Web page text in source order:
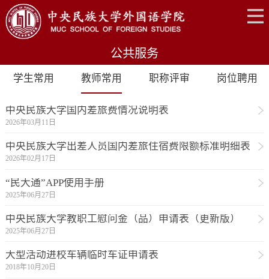
公共服务
学生常用 教师常用 职称评审 岗位聘用
中央民族大学国内差旅费情况说明表
2026年03月11日
中央民族大学出差人员国内差旅住宿费限额标准明细表
2026年02月17日
“民大通”APP使用手册
2025年06月27日
中央民族大学教职工慰问金（品）申请表（更新版）
2025年06月27日
大型活动进校车辆临时车证申请表
2018年10月20日